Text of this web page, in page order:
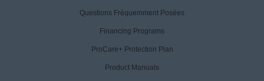
Questions Fréquemment Posées
Financing Programs
ProCare+ Protection Plan
Product Manuals